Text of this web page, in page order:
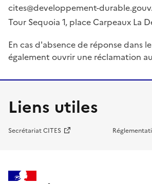
cites@developpement-
Tour Sequoia 1, place Carpeaux La
En cas d'absence de réponse dans
également ouvrir une réclamation
Liens utiles
Secrétariat CITES